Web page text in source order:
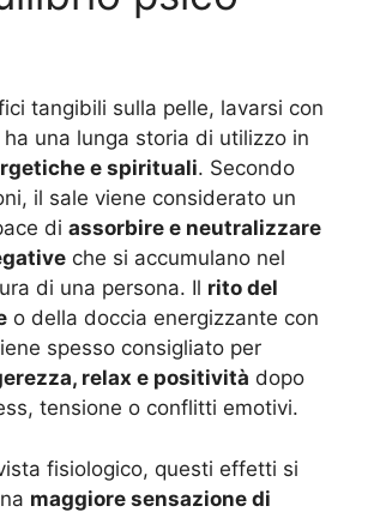
tangibili sulla pelle, lavarsi con
una lunga storia di utilizzo in
e spirituali. Secondo
il sale viene considerato un
di assorbire e neutralizzare
che si accumulano nel
di una persona. Il rito del
o della doccia energizzante con
spesso consigliato per
relax e positività dopo
tensione o conflitti emotivi.
fisiologico, questi effetti si
maggiore sensazione di